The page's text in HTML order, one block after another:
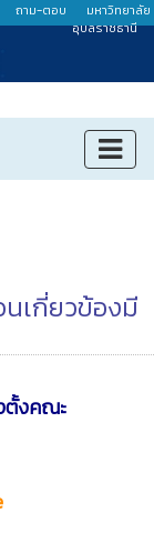
ถาม-ตอบ
มหาวิทยาลัย
อุบลราชธานี
นเกี่ยวข้องมี
ตั้งคณะ